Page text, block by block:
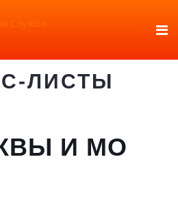
ЛИСТЫ
И МО